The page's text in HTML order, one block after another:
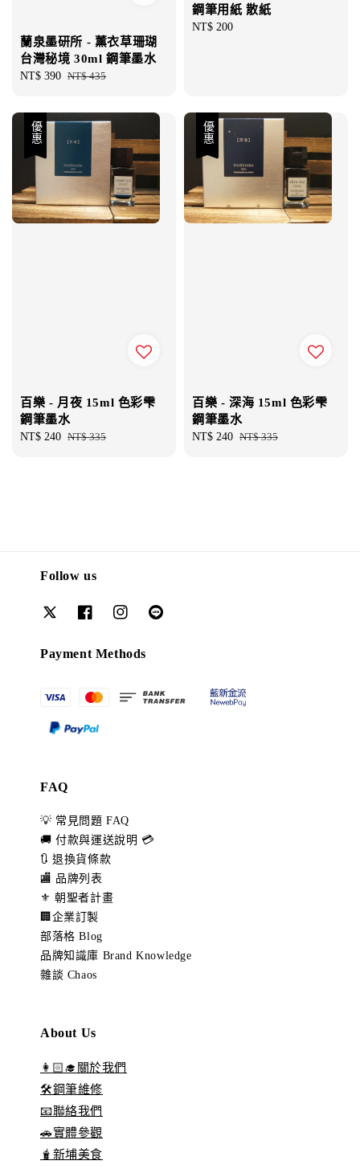
蘭泉墨研所 - 薰衣草珊瑚
台灣秘境 30ml 鋼筆墨水
Sale
NT$ 390 Regular
NT$ 435
鋼筆用紙 散紙
Regular
NT$ 200
優惠
百樂 - 月夜 15ml 色彩雫
鋼筆墨水
Sale
NT$ 240 Regular
NT$ 335
優惠
百樂 - 深海 15ml 色彩雫
鋼筆墨水
Sale
NT$ 240 Regular
NT$ 335
Follow us
Payment Methods
FAQ
💡 常見問題 FAQ
🚚 付款與運送說明 💳
🔃 退換貨條款
🏬 品牌列表
⚜️ 朝聖者計畫
🏢企業訂製
部落格 Blog
品牌知識庫 Brand Knowledge
雜談 Chaos
About Us
👩🏻‍🎓關於我們
🛠️鋼筆維修
📧聯絡我們
🚗實體參觀
🧋新埔美食